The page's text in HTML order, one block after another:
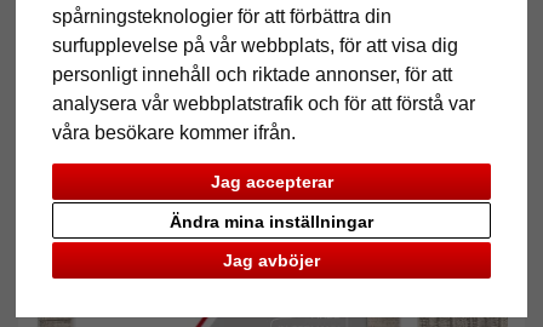
spårningsteknologier för att förbättra din
surfupplevelse på vår webbplats, för att visa dig
personligt innehåll och riktade annonser, för att
analysera vår webbplatstrafik och för att förstå var
våra besökare kommer ifrån.
Jag accepterar
Jag avböjer
Ändra mina inställningar